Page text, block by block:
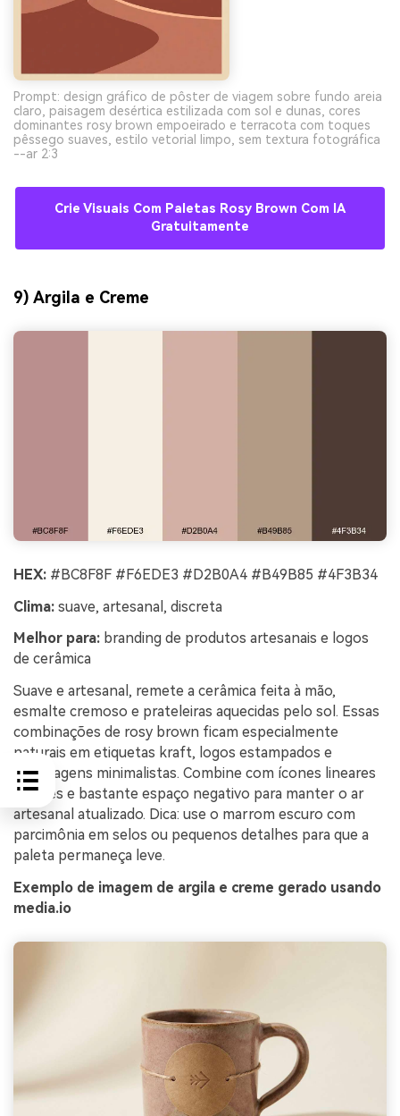
Prompt: design gráfico de pôster de viagem sobre fundo areia
claro, paisagem desértica estilizada com sol e dunas, cores
dominantes rosy brown empoeirado e terracota com toques
pêssego suaves, estilo vetorial limpo, sem textura fotográfica
--ar 2:3
Crie Visuais Com Paletas Rosy Brown Com IA
Gratuitamente
9) Argila e Creme
HEX: #BC8F8F #F6EDE3 #D2B0A4 #B49B85 #4F3B34
Clima: suave, artesanal, discreta
Melhor para: branding de produtos artesanais e logos
de cerâmica
Suave e artesanal, remete a cerâmica feita à mão,
esmalte cremoso e prateleiras aquecidas pelo sol. Essas
combinações de rosy brown ficam especialmente
naturais em etiquetas kraft, logos estampados e
embalagens minimalistas. Combine com ícones lineares
simples e bastante espaço negativo para manter o ar
artesanal atualizado. Dica: use o marrom escuro com
parcimônia em selos ou pequenos detalhes para que a
paleta permaneça leve.
Exemplo de imagem de argila e creme gerado usando
media.io